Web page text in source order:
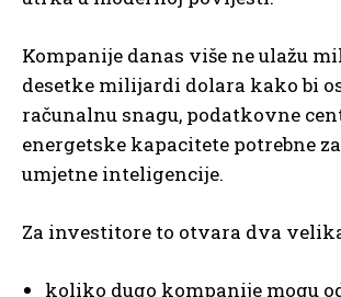
Kompanije danas više ne ulažu
desetke milijardi dolara kako bi
računalnu snagu, podatkovne
energetske kapacitete potrebne
umjetne inteligencije.
Za investitore to otvara dva
koliko dugo kompanije mogu